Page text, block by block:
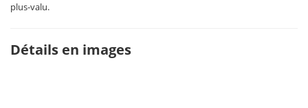
plus-valu.
Détails en images